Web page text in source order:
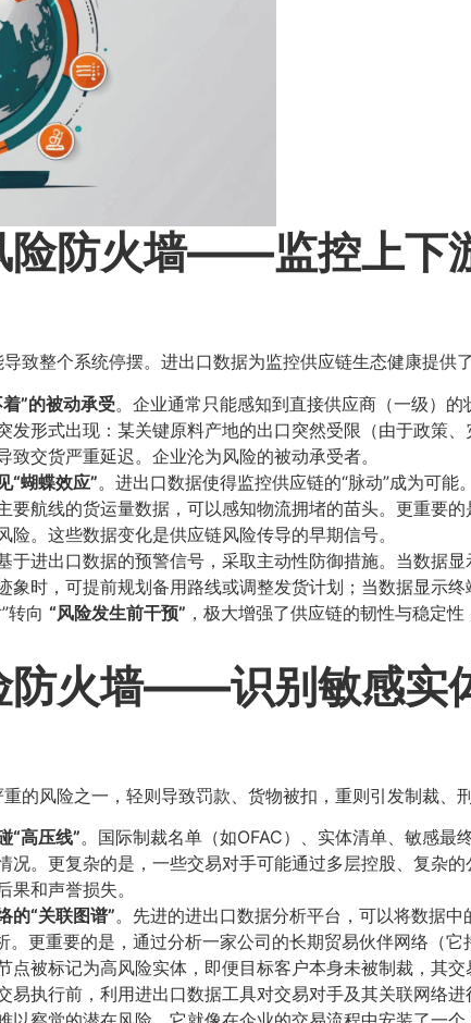
险防火墙——监控上下
致整个系统停摆。进出口数据为监控供应链生态健康提供了
”的被动承受。企业通常只能感知到直接供应商（一级）
发形式出现：某关键原料产地的出口突然受限（由于政策
交货严重延迟。企业沦为风险的被动承受者。
“蝴蝶效应”​。进出口数据使得监控供应链的“脉动”成为可
要航线的货运量数据，可以感知物流拥堵的苗头。更重要
。这些数据变化是供应链风险传导的早期信号。
于进出口数据的预警信号，采取主动性防御措施。当数据
象时，可提前规划备用路线或调整发货计划；当数据显示
转向 ​“风险发生前干预”​ ，极大增强了供应链的韧性与稳定
防火墙——识别敏感实
的风险之一，轻则导致罚款、货物被扣，重则引发制裁、刑
“高压线”​。国际制裁名单（如OFAC）、实体清单、敏感
况。更复杂的是，一些交易对手可能通过多层控股、复杂
和声誉损失。
的“关联图谱”​。先进的进出口数据分析平台，可以将数据
。更重要的是，通过分析一家公司的长期贸易伙伴网络（
被标记为高风险实体，即便目标客户本身未被制裁，其交
易执行前，利用进出口数据工具对交易对手及其关联网络